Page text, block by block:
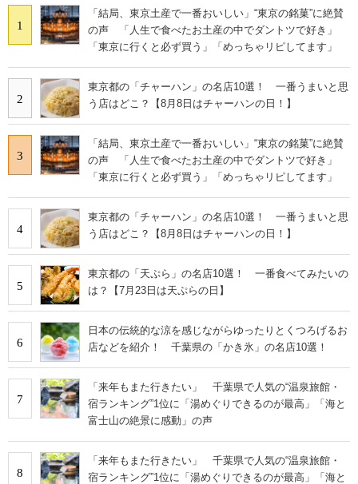
1
「結局、東京土産で一番おいしい」“東京の銘菓”に絶賛
の声 「人生で食べたお土産の中でダントツで好き」
「東京に行くと必ず買う」「めっちゃリピしてます」
2
東京都の「チャーハン」の名店10選！ 一番うまいと思
う店はどこ？【8月8日はチャーハンの日！】
3
「結局、東京土産で一番おいしい」“東京の銘菓”に絶賛
の声 「人生で食べたお土産の中でダントツで好き」
「東京に行くと必ず買う」「めっちゃリピしてます」
4
東京都の「チャーハン」の名店10選！ 一番うまいと思
う店はどこ？【8月8日はチャーハンの日！】
5
東京都の「天ぷら」の名店10選！ 一番食べてみたいの
は？【7月23日は天ぷらの日】
6
日本の伝統的な涼を感じながらゆったりとくつろげるお
店などを紹介！ 千葉県の「かき氷」の名店10選！
7
「来年もまた行きたい」 千葉県で人気の“温泉旅館・
宿ランキング”1位に「湯めぐりできるのが最高」「海と
富士山の絶景に感動」の声
8
「来年もまた行きたい」 千葉県で人気の“温泉旅館・
宿ランキング”1位に「湯めぐりできるのが最高」「海と